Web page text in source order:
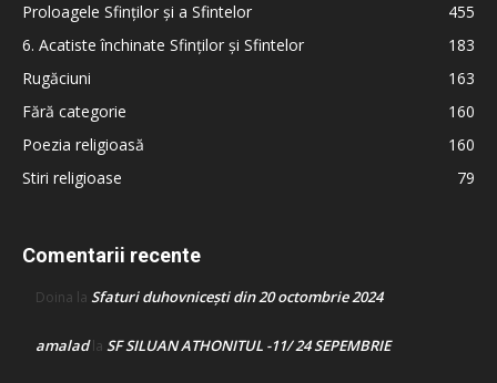
Proloagele Sfinților și a Sfintelor
455
6. Acatiste închinate Sfinților și Sfintelor
183
Rugăciuni
163
Fără categorie
160
Poezia religioasă
160
Stiri religioase
79
Comentarii recente
Doina la Sfaturi duhovnicești din 20 octombrie 2024
amaladla SF SILUAN ATHONITUL -11/ 24 SEPEMBRIE